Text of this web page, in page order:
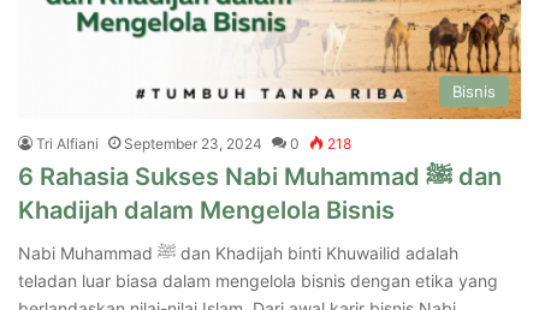
Bisnis
Tri Alfiani September 23, 2024 0 218
6 Rahasia Sukses Nabi Muhammad ﷺ dan
Khadijah dalam Mengelola Bisnis
Nabi Muhammad ﷺ dan Khadijah binti Khuwailid adalah
teladan luar biasa dalam mengelola bisnis dengan etika yang